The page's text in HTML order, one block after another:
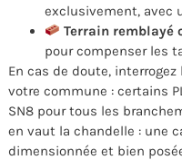
exclusivement, avec
Terrain remblayé
pour compenser les
En cas de doute,
votre commune : certains
SN8 pour tous les
en vaut la chandelle : une
dimensionnée et bien